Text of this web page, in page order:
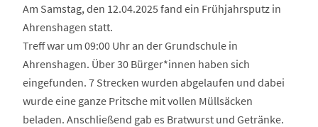
Am Samstag, den 12.04.2025 fand ein Frühjahrsputz in
Ahrenshagen statt.
Treff war um 09:00 Uhr an der Grundschule in
Ahrenshagen. Über 30 Bürger*innen haben sich
eingefunden. 7 Strecken wurden abgelaufen und dabei
wurde eine ganze Pritsche mit vollen Müllsäcken
beladen. Anschließend gab es Bratwurst und Getränke.